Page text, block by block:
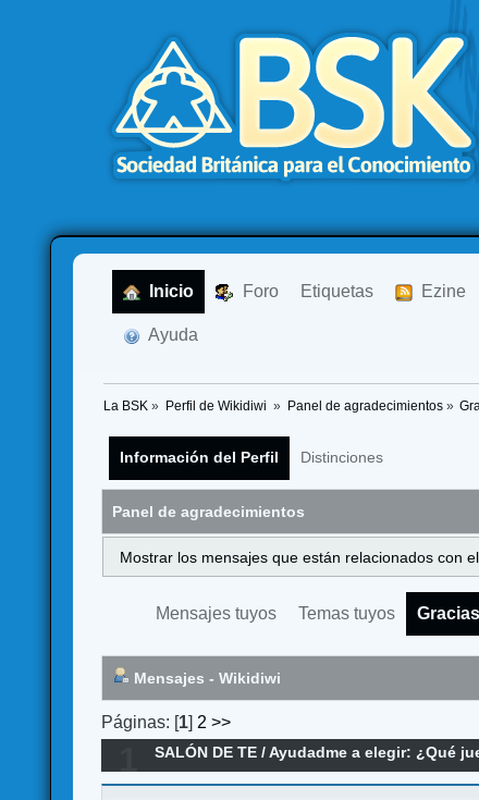
Inicio Foro Etiquetas Ezine
Ayuda
La BSK » Perfil de Wikidiwi » Panel de agradecimientos»
Información del Perfil Distinciones
Panel de agradecimientos
Mostrar los mensajes que están relacionados con
Mensajes tuyos Temas tuyos
Mensajes - Wikidiwi
Páginas: [1] 2 >>
SALÓN DE TE /Ayudadme a elegir: ¿Qué